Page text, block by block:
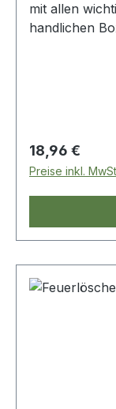
mit allen
handlichen
Regulärer
18,96 €
Preise inkl.